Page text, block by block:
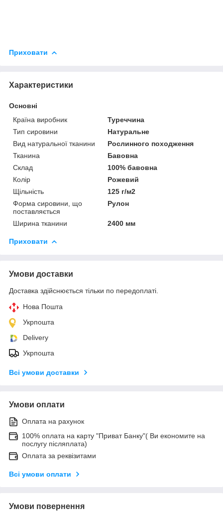
Приховати
Характеристики
Основні
Країна виробник
Туреччина
Тип сировини
Натуральне
Вид натуральної тканини
Рослинного походження
Тканина
Бавовна
Склад
100% бавовна
Колір
Рожевий
Щільність
125 г/м2
Форма сировини, що
поставляється
Рулон
Ширина тканини 2400 мм
Приховати
Умови доставки
Доставка здійснюється тільки по передоплаті.
Нова Пошта
Укрпошта
Delivery
Укрпошта
Всі умови доставки
Умови оплати
Оплата на рахунок
100% оплата на карту "Приват Банку"( Ви економите на
послугу післяплата)
Оплата за реквізитами
Всі умови оплати
Умови повернення